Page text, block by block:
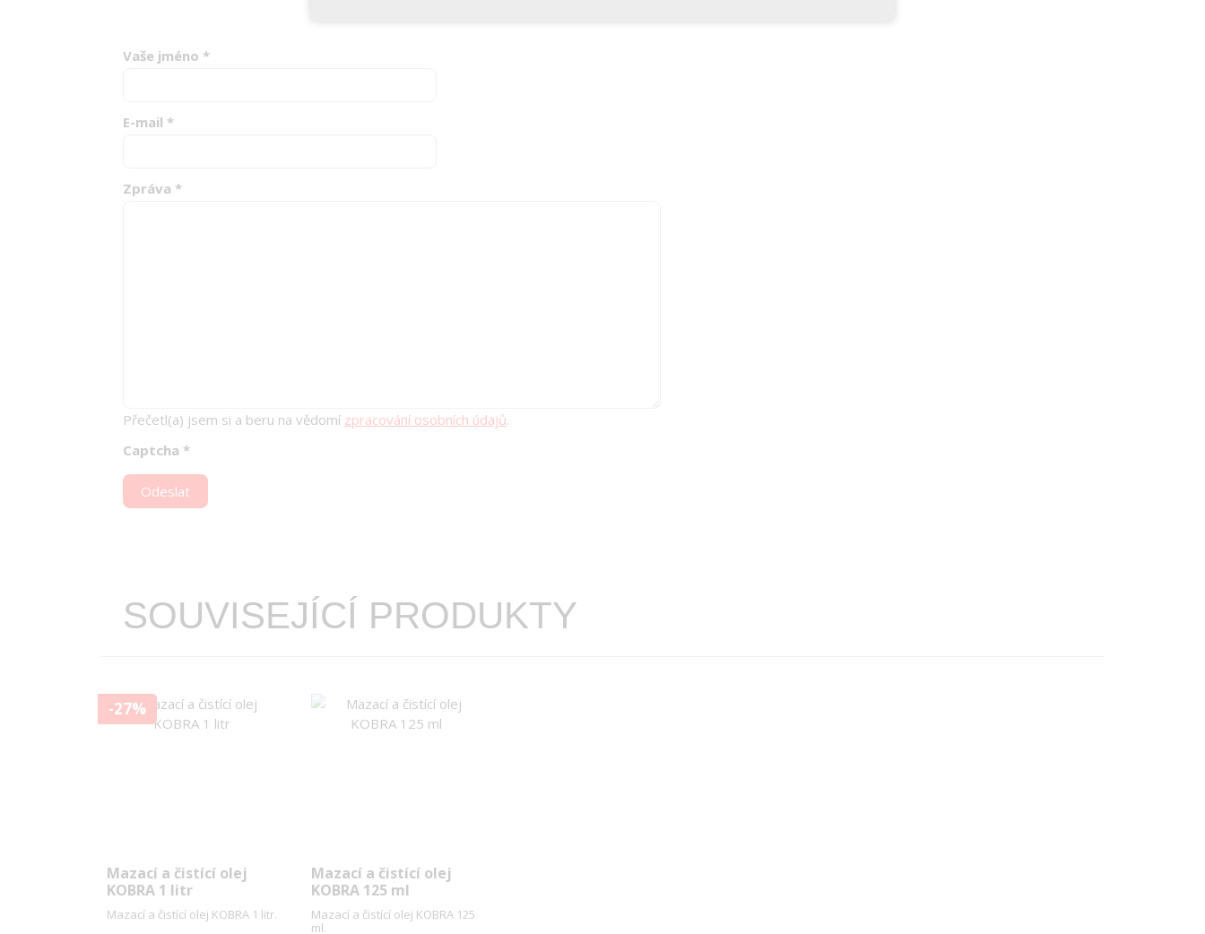
Vaše jméno *
E-mail *
Zpráva *
Přečetl(a) jsem si a beru na vědomí zpracování osobních údajů.
Captcha *
Odeslat
SOUVISEJÍCÍ PRODUKTY
-27%
Mazací a čistící olej
KOBRA 1 litr
Mazací a čistící olej KOBRA 1 litr.
Mazací a čistící olej
KOBRA 125 ml
Mazací a čistící olej KOBRA 125
ml.